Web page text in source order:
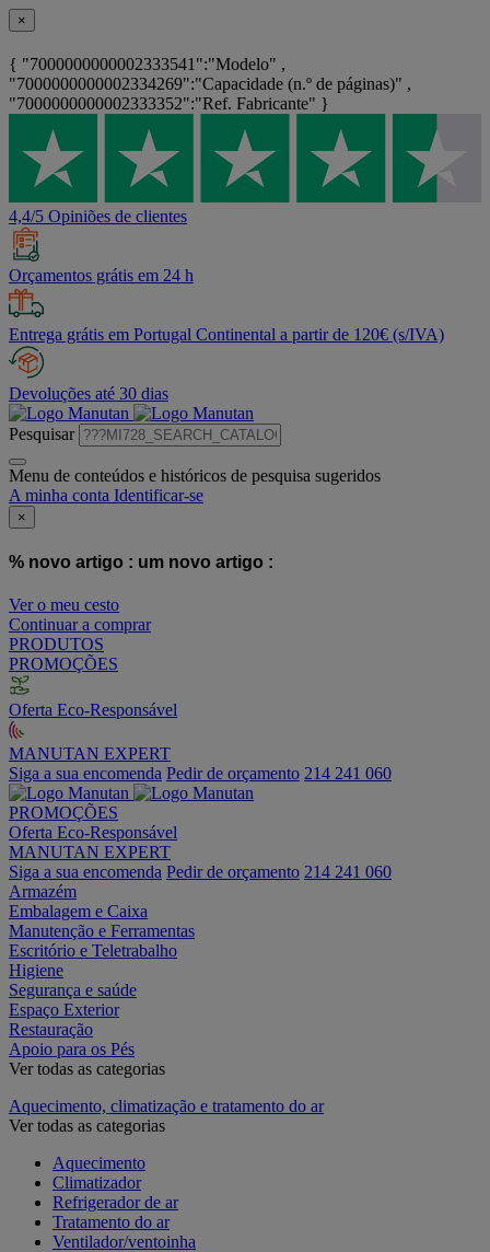
×
{ "7000000000002333541":"Modelo" ,
"7000000000002334269":"Capacidade (n.º de páginas)" ,
"7000000000002333352":"Ref. Fabricante" }
4,4/5 Opiniões de clientes
Orçamentos grátis em 24 h
Entrega grátis em Portugal Continental a partir de 120€ (s/IVA)
Devoluções até 30 dias
Pesquisar
Menu de conteúdos e históricos de pesquisa sugeridos
A minha conta Identificar-se
×
% novo artigo : um novo artigo :
Ver o meu cesto
Continuar a comprar
PRODUTOS
PROMOÇÕES
Oferta Eco-Responsável
MANUTAN EXPERT
Siga a sua encomenda Pedir de orçamento 214 241 060
PROMOÇÕES
Oferta Eco-Responsável
MANUTAN EXPERT
Siga a sua encomenda Pedir de orçamento 214 241 060
Armazém
Embalagem e Caixa
Manutenção e Ferramentas
Escritório e Teletrabalho
Higiene
Segurança e saúde
Espaço Exterior
Restauração
Apoio para os Pés
Ver todas as categorias
Aquecimento, climatização e tratamento do ar
Ver todas as categorias
Aquecimento
Climatizador
Refrigerador de ar
Tratamento do ar
Ventilador/ventoinha